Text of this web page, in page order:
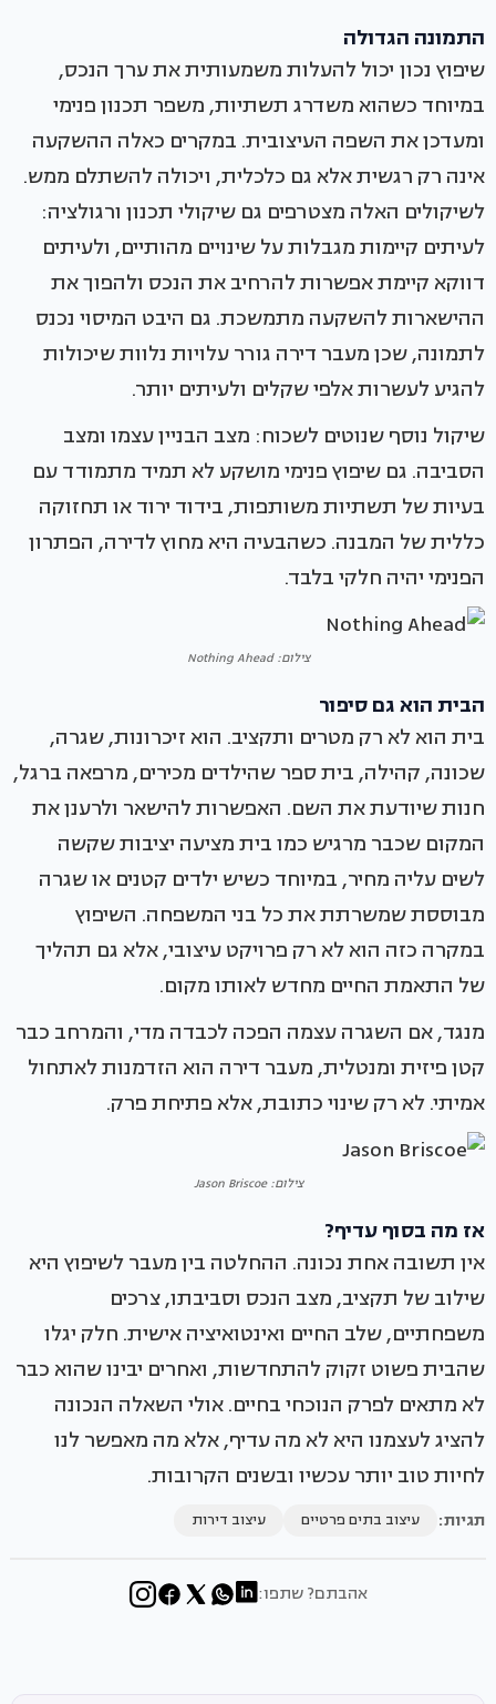
התמונה הגדולה
שיפוץ נכון יכול להעלות משמעותית את ערך הנכס,
במיוחד כשהוא משדרג תשתיות, משפר תכנון פנימי
ומעדכן את השפה העיצובית. במקרים כאלה ההשקעה
אינה רק רגשית אלא גם כלכלית, ויכולה להשתלם ממש.
לשיקולים האלה מצטרפים גם שיקולי תכנון ורגולציה:
לעיתים קיימות מגבלות על שינויים מהותיים, ולעיתים
דווקא קיימת אפשרות להרחיב את הנכס ולהפוך את
ההישארות להשקעה מתמשכת. גם היבט המיסוי נכנס
לתמונה, שכן מעבר דירה גורר עלויות נלוות שיכולות
להגיע לעשרות אלפי שקלים ולעיתים יותר.
שיקול נוסף שנוטים לשכוח: מצב הבניין עצמו ומצב
הסביבה. גם שיפוץ פנימי מושקע לא תמיד מתמודד עם
בעיות של תשתיות משותפות, בידוד ירוד או תחזוקה
כללית של המבנה. כשהבעיה היא מחוץ לדירה, הפתרון
הפנימי יהיה חלקי בלבד.
צילום: Nothing Ahead
הבית הוא גם סיפור
בית הוא לא רק מטרים ותקציב. הוא זיכרונות, שגרה,
שכונה, קהילה, בית ספר שהילדים מכירים, מרפאה ברגל,
חנות שיודעת את השם. האפשרות להישאר ולרענן את
המקום שכבר מרגיש כמו בית מציעה יציבות שקשה
לשים עליה מחיר, במיוחד כשיש ילדים קטנים או שגרה
מבוססת שמשרתת את כל בני המשפחה. השיפוץ
במקרה כזה הוא לא רק פרויקט עיצובי, אלא גם תהליך
של התאמת החיים מחדש לאותו מקום.
מנגד, אם השגרה עצמה הפכה לכבדה מדי, והמרחב כבר
קטן פיזית ומנטלית, מעבר דירה הוא הזדמנות לאתחול
אמיתי. לא רק שינוי כתובת, אלא פתיחת פרק.
צילום: Jason Briscoe
אז מה בסוף עדיף?
אין תשובה אחת נכונה. ההחלטה בין מעבר לשיפוץ היא
שילוב של תקציב, מצב הנכס וסביבתו, צרכים
משפחתיים, שלב החיים ואינטואיציה אישית. חלק יגלו
שהבית פשוט זקוק להתחדשות, ואחרים יבינו שהוא כבר
לא מתאים לפרק הנוכחי בחיים. אולי השאלה הנכונה
להציג לעצמנו היא לא מה עדיף, אלא מה מאפשר לנו
לחיות טוב יותר עכשיו ובשנים הקרובות.
תגיות: עיצוב בתים פרטיים עיצוב דירות
אהבתם? שתפו: